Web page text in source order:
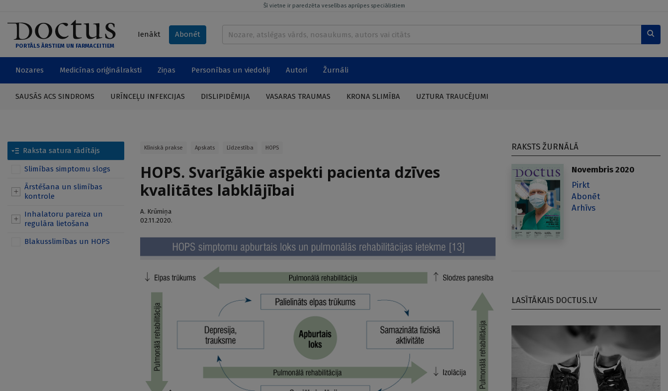
Šī vietne ir paredzēta veselības aprūpes speciālistiem
PORTĀLS ĀRSTIEM UN FARMACEITIEM
Ienākt Abonēt
Nozares Medicīnas oriģinālraksti Ziņas Personības un viedokļi Autori Žurnāli
SAUSĀS ACS SINDROMS URĪNCEĻU INFEKCIJAS DISLIPIDĒMIJA VASARAS TRAUMAS KRONA SLIMĪBA UZTURA TRAUCĒJUMI
Raksta satura rādītājs
Slimības simptomu slogs
Ārstēšana un slimības
kontrole
Inhalatoru pareiza un
regulāra lietošana
Blakusslimības un HOPS
Klīniskā prakse Apskats Līdzestība HOPS
HOPS. Svarīgākie aspekti pacienta dzīves
kvalitātes labklājībai
A. Krūmiņa
02.11.2020.
RAKSTS ŽURNĀLĀ
Novembris 2020
Pirkt
Abonēt
Arhīvs
LASĪTĀKAIS DOCTUS.LV